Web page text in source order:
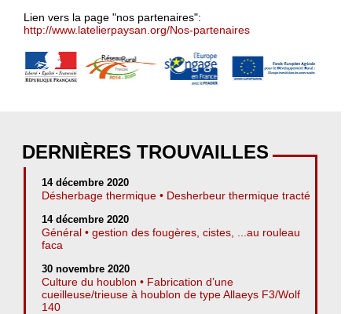
Lien vers la page "nos partenaires":
http://www.latelierpaysan.org/Nos-partenaires
DERNIÈRES TROUVAILLES
14 décembre 2020
Désherbage thermique • Desherbeur thermique tracté
14 décembre 2020
Général • gestion des fougères, cistes, ...au rouleau
faca
30 novembre 2020
Culture du houblon • Fabrication d’une
cueilleuse/trieuse à houblon de type Allaeys F3/Wolf
140